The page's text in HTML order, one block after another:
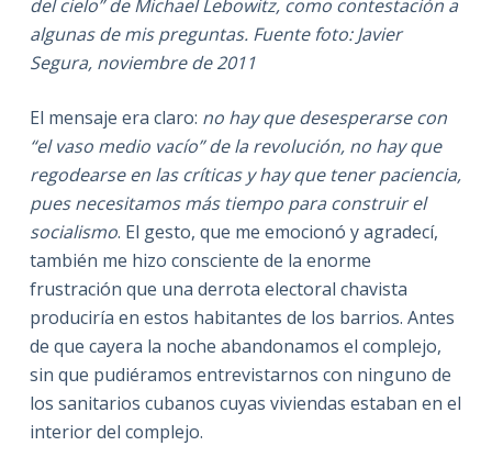
del cielo” de Michael Lebowitz, como contestación a
algunas de mis preguntas. Fuente foto: Javier
Segura, noviembre de 2011
El mensaje era claro: no hay que desesperarse con
“el vaso medio vacío” de la revolución, no hay que
regodearse en las críticas y hay que tener paciencia,
pues necesitamos más tiempo para construir el
socialismo. El gesto, que me emocionó y agradecí,
también me hizo consciente de la enorme
frustración que una derrota electoral chavista
produciría en estos habitantes de los barrios. Antes
de que cayera la noche abandonamos el complejo,
sin que pudiéramos entrevistarnos con ninguno de
los sanitarios cubanos cuyas viviendas estaban en el
interior del complejo.